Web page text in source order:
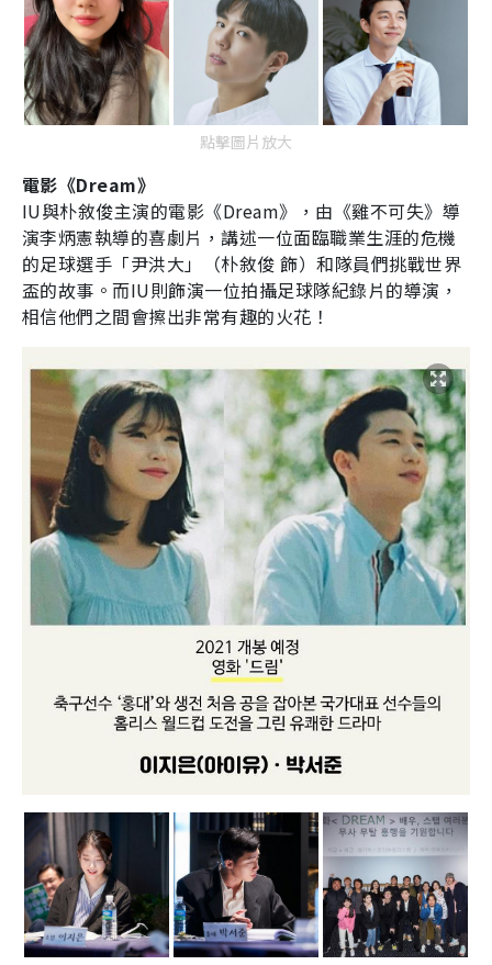
點擊圖片放大
電影《Dream》
IU與朴敘俊主演的電影《Dream》，由《雞不可失》導
演李炳憲執導的喜劇片，講述一位面臨職業生涯的危機
的足球選手「尹洪大」（朴敘俊 飾）和隊員們挑戰世界
盃的故事。而IU則飾演一位拍攝足球隊紀錄片的導演，
相信他們之間會擦出非常有趣的火花！